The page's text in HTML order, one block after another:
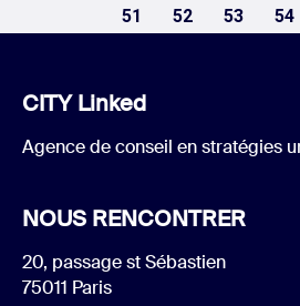
51
52 53 54
CITY Linked
Agence de conseil en stratégies
NOUS RENCONTRER
20, passage st Sébastien
75011 Paris